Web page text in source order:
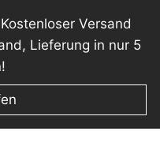
Versand
Lieferung in nur 5